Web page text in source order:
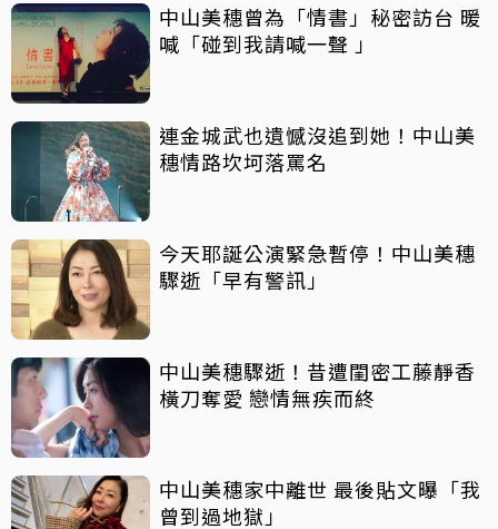
中山美穗曾為「情書」秘密訪台 暖
喊「碰到我請喊一聲 」
連金城武也遺憾沒追到她！中山美
穗情路坎坷落罵名
今天耶誕公演緊急暫停！中山美穗
驟逝「早有警訊」
中山美穗驟逝！昔遭閨密工藤靜香
橫刀奪愛 戀情無疾而終
中山美穗家中離世 最後貼文曝「我
曾到過地獄」